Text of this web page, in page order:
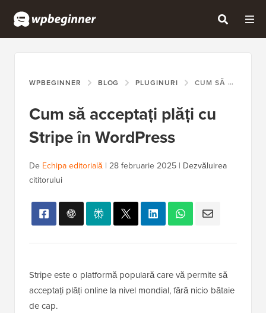
WPBEGINNER BLOG PLUGINURI CUM SĂ ACCEPTAȚI PLĂȚI CU STRIPE ÎN WORDPRESS
Cum să acceptați plăți cu
Stripe în WordPress
De Echipa editorială | 28 februarie 2025 | Dezvăluirea
cititorului
Stripe este o platformă populară care vă permite să
acceptați plăți online la nivel mondial, fără nicio bătaie
de cap.